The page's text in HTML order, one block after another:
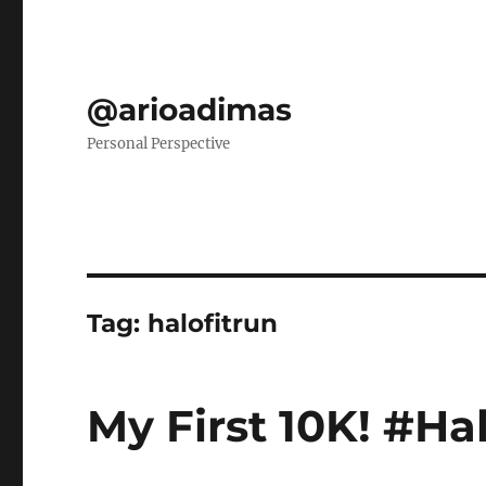
@arioadimas
Personal Perspective
Tag: halofitrun
My First 10K!